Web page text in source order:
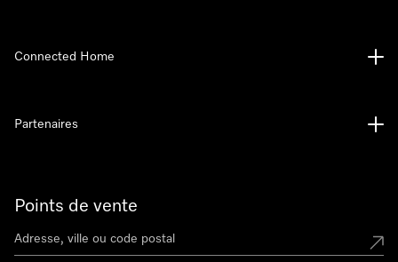
Points de vente
Connected Home
Partenaires